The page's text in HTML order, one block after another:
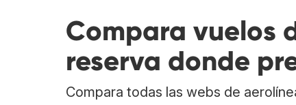
Compara vuelos
reserva donde
Compara todas las webs de